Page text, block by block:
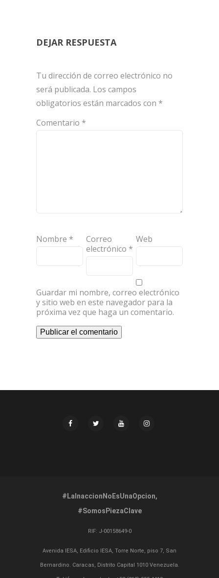
DEJAR RESPUESTA
Tu dirección de correo electrónico no
será publicada. Los campos
obligatorios están marcados con *
Comentario *
Nombre *
Correo
electrónico *
Web
Guardar mi nombre, correo electrónico
y sitio web en este navegador para la
próxima vez que haga un comentario.
#LaInaccionNoEsUnaOpcion,
#SomosPiezaClave
RIF: J-00158649-0
Avenida IESA, Edificio IESA, Torre Norte, piso 7, San
Bernardino. Caracas, Distrito Capital 1010 Venezuela.